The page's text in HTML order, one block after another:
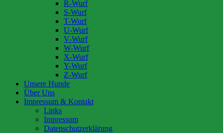
R-Wurf
S-Wurf
T-Wurf
U-Wurf
V-Wurf
W-Wurf
X-Wurf
Y-Wurf
Z-Wurf
Unsere Hunde
Über Uns
Impressum & Kontakt
Links
Impressum
Datenschutzerklärung